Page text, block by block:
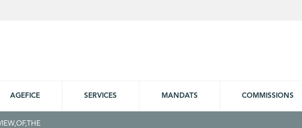
AGEFICE SERVICES MANDATS COMMISSIONS